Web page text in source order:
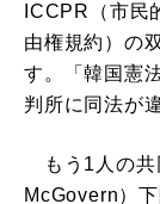
ICCPR（市民
由権規約）の
す。「韓国憲
判所に同法が
もう1人の共
McGovern）